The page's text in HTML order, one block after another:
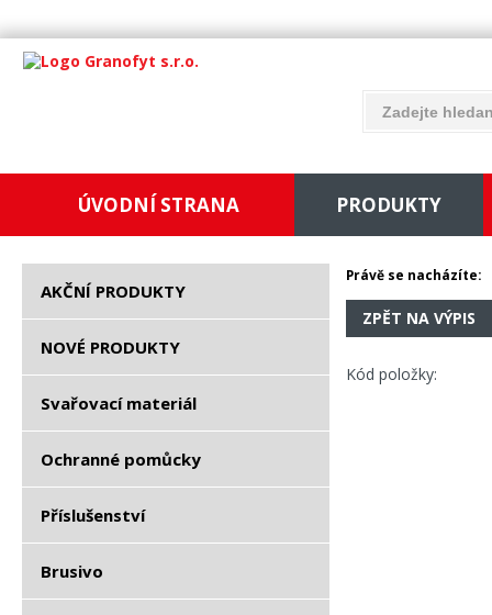
ÚVODNÍ STRANA PRODUKTY
AKČNÍ PRODUKTY
NOVÉ PRODUKTY
Svařovací materiál
Ochranné pomůcky
Příslušenství
Brusivo
Právě se nacházíte:
ZPĚT NA VÝPIS
Kód položky: